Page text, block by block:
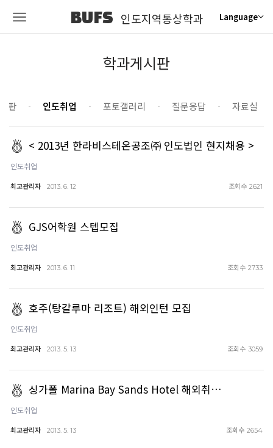
BUFS 인도지역통상학과 Language
학과게시판
판 인도취업 포토갤러리 질문응답 자료실
< 2013년 한라비스테온공조㈜ 인도법인 현지채용 >
인도취업
최고관리자 2013. 6. 12 조회수 2621
GJS어학원 스텝모집
인도취업
최고관리자 2013. 6. 11 조회수 2733
호주(탕갈루마 리조트) 해외인턴 모집
인도취업
최고관리자 2013. 5. 13 조회수 3059
싱가폴 Marina Bay Sands Hotel 해외취…
인도취업
최고관리자 2013. 5. 13 조회수 2654